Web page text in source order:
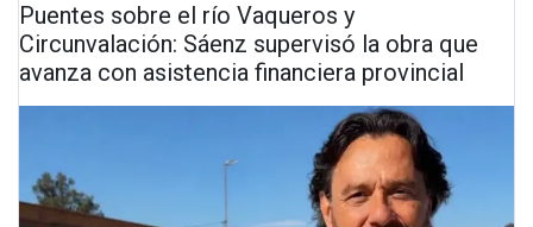
Puentes sobre el río Vaqueros y
Circunvalación: Sáenz supervisó la obra que
avanza con asistencia financiera provincial